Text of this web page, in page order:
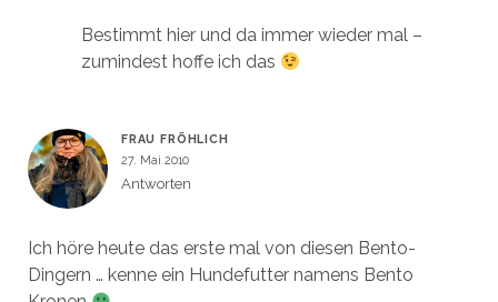
Bestimmt hier und da immer wieder mal –
zumindest hoffe ich das
FRAU FRÖHLICH
27. Mai 2010
Antworten
Ich höre heute das erste mal von diesen Bento-
Dingern … kenne ein Hundefutter namens Bento